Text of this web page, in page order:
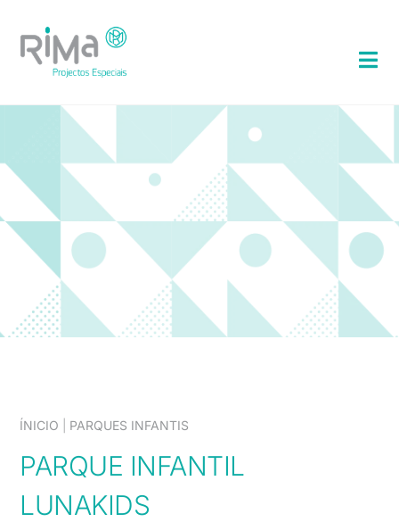
ÍNICIO PARQUES INFANTIS
PARQUE INFANTIL
LUNAKIDS